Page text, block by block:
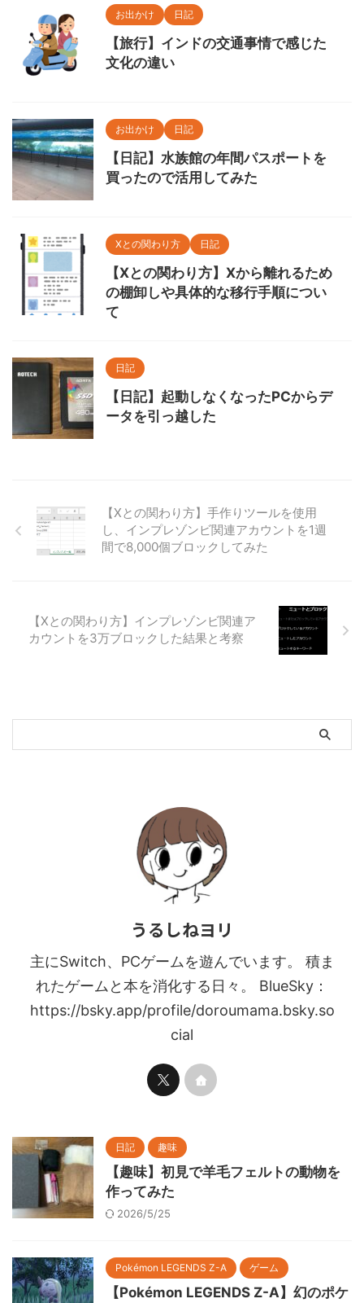
お出かけ 日記
【旅行】インドの交通事情で感じた
文化の違い
お出かけ 日記
【日記】水族館の年間パスポートを
買ったので活用してみた
Xとの関わり方 日記
【Xとの関わり方】Xから離れるため
の棚卸しや具体的な移行手順につい
て
日記
【日記】起動しなくなったPCからデ
ータを引っ越した
【Xとの関わり方】手作りツールを使用
し、インプレゾンビ関連アカウントを1週
間で8,000個ブロックしてみた
【Xとの関わり方】インプレゾンビ関連ア
カウントを3万ブロックした結果と考察
うるしねヨリ
主にSwitch、PCゲームを遊んでいます。 積ま
れたゲームと本を消化する日々。 BlueSky：
https://bsky.app/profile/doroumama.bsky.so
cial
日記 趣味
【趣味】初見で羊毛フェルトの動物を
作ってみた
2026/5/25
Pokémon LEGENDS Z-A ゲーム
【Pokémon LEGENDS Z-A】幻のポケ